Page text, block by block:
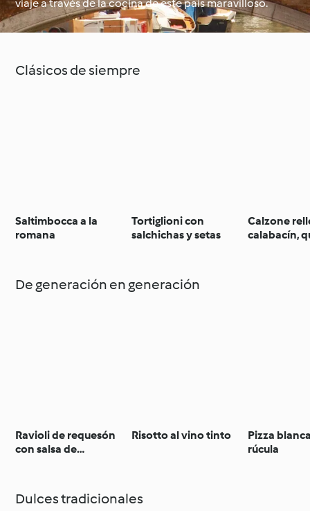
Alrededor del mundo
con Cookidoo®
Clases de cocina con
Cookidoo®
viaje a través de la cocina de este país maravilloso.
Clásicos de siempre
Saltimbocca a la
romana
Tortiglioni con
salchichas y setas
Calzone
calabacín,
De generación en generación
Ravioli de requesón
con salsa de
Risotto al vino tinto
Pizza
rúcula
Dulces tradicionales